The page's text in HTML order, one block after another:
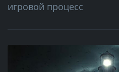
игровой процесс